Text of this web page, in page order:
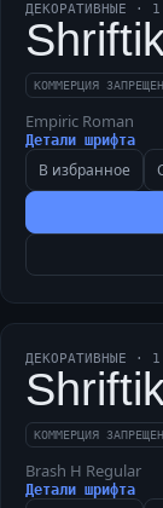
ДЕКОРАТИВНЫЕ · 1
КОММЕРЦИЯ
Empiric Roman
Детали шрифта
В избранное
ДЕКОРАТИВНЫЕ · 1
КОММЕРЦИЯ
Brash H Regular
Детали шрифта